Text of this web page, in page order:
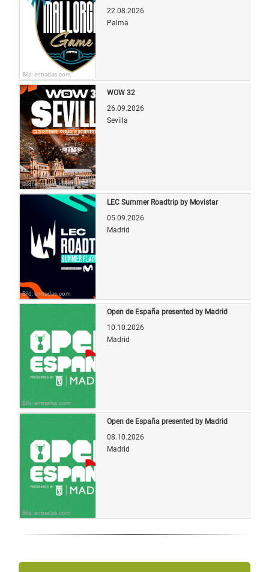
Bild: entradas.com
22.08.2026
Palma
Bild: entradas.com
WOW 32
26.09.2026
Sevilla
Bild: entradas.com
LEC Summer Roadtrip by Movistar
05.09.2026
Madrid
Bild: entradas.com
Open de España presented by Madrid
10.10.2026
Madrid
Bild: entradas.com
Open de España presented by Madrid
08.10.2026
Madrid